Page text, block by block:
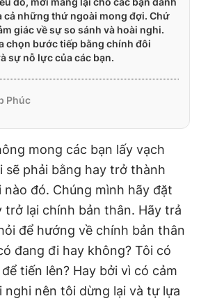
cả những thứ ngoài mong đợi. Chứ
giác về sự so sánh và hoài nghi.
chọn bước tiếp bằng chính đôi
sự nỗ lực của các bạn.
Phúc
mong các bạn lấy vạch
sẽ phải bằng hay trở thành
đó. Chúng mình hãy đặt
trở lại chính bản thân. Hãy trả
để hướng về chính bản thân
đang đi hay không? Tôi có
tiến lên? Hay bởi vì có cảm
nghi nên tôi dừng lại và tự lựa